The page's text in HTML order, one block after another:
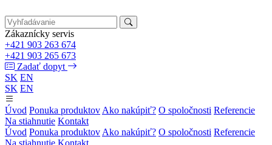
Zákaznícky servis
+421 903 263 674
+421 903 265 673
Zadať dopyt
SK EN
SK EN
Úvod Ponuka produktov Ako nakúpiť? O spoločnosti Referencie
Na stiahnutie Kontakt
Úvod Ponuka produktov Ako nakúpiť? O spoločnosti Referencie
Na stiahnutie Kontakt